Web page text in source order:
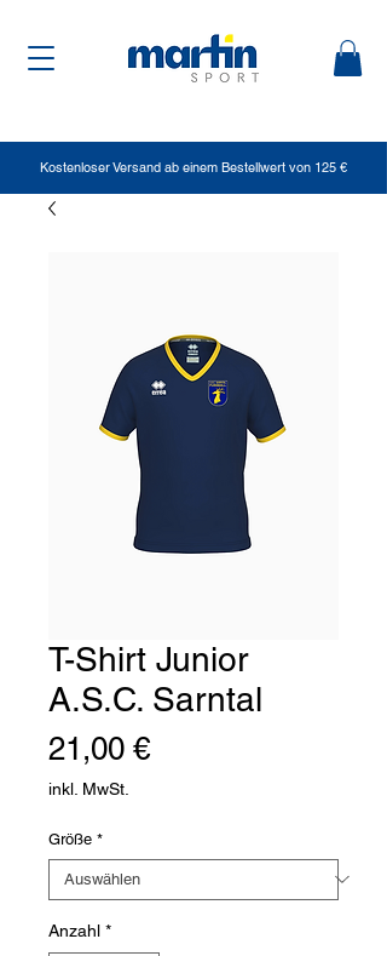
Kostenloser Versand ab einem Bestellwert von 125 €
T-Shirt Junior
A.S.C. Sarntal
21,00 €Preis
inkl. MwSt.
Größe *
Anzahl *